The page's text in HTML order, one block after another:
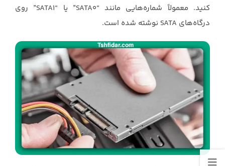
کنید. معمولاً شماره‌هایی مانند “SATA0” یا “SATA1” روی
درگاه‌های SATA نوشته شده است.